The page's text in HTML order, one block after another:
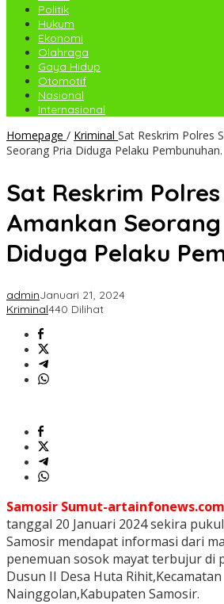
Politik
Hukum
Ekonomi
Olahraga
Gaya Hidup
Otomotif
Nasional
Internasional
Homepage / Kriminal Sat Reskrim Polres
Seorang Pria Diduga Pelaku Pembunuhan.
Sat Reskrim
Amankan
Diduga Pelaku
adminJanuari 21, 2024
Kriminal440 Dilihat
Samosir Sumut-
tanggal 20 Januari 2024 sekira
Samosir mendapat informasi dari
penemuan sosok mayat terbujur di
Dusun II Desa Huta Rihit,Kecamatan
Nainggolan,Kabupaten Samosir.